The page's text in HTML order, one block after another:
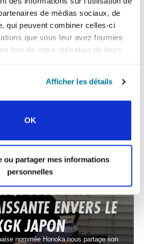
de médias sociaux, de
qui peuvent combiner celles-ci
que vous leur avez fournies
lors de votre utilisation de leurs
Afficher les détails
OK
ou partager mes informations
personnelles
CONEXIÓN
J’AI APPRISES
Secrétaire général du FES Malaisie.
CONEXIÓN
JE SUIS
ENVERS LE
JAPON
nommée Honoka nous partage son